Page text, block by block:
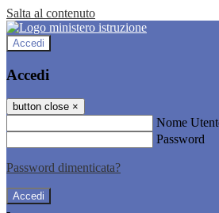
Salta al contenuto
Accedi
Accedi
button close ×
Nome
Password
Password dimenticata?